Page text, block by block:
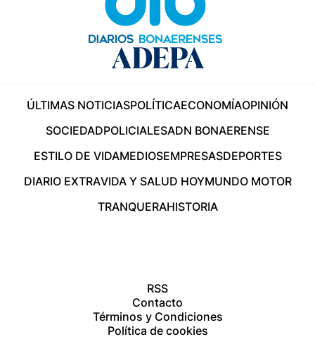
ÚLTIMAS NOTICIASPOLÍTICAECONOMÍAOPINIÓN
SOCIEDADPOLICIALESADN BONAERENSE
ESTILO DE VIDAMEDIOSEMPRESASDEPORTES
DIARIO EXTRAVIDA Y SALUD HOYMUNDO MOTOR
TRANQUERAHISTORIA
RSS
Contacto
Términos y Condiciones
Política de cookies